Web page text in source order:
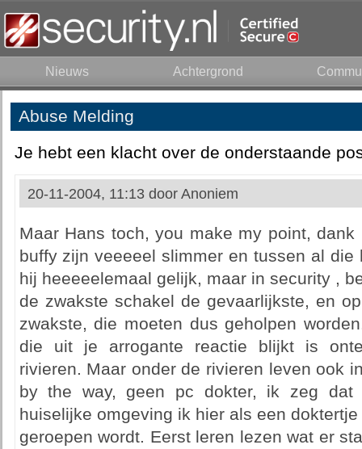
Nieuws Achtergrond
Abuse Melding
Je hebt een klacht over de onderstaande
20-11-2004, 11:13 door Anoniem
Maar Hans toch, you make my point,
buffy zijn veeeeel slimmer en tussen al
hij heeeeelemaal gelijk, maar in security ,
de zwakste schakel de gevaarlijkste, en
zwakste, die moeten dus geholpen
die uit je arrogante reactie blijkt is
rivieren. Maar onder de rivieren leven ook
by the way, geen pc dokter, ik zeg
huiselijke omgeving ik hier als een
geroepen wordt. Eerst leren lezen wat er